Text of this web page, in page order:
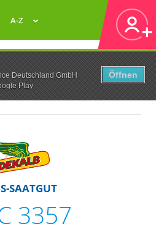
Deutschland GmbH
Play
Öffnen
A-Z
SAATGUT
3357